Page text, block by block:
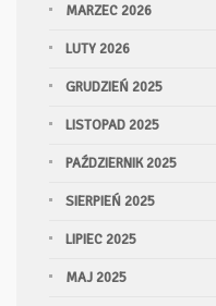
MARZEC 2026
LUTY 2026
GRUDZIEŃ 2025
LISTOPAD 2025
PAŹDZIERNIK 2025
SIERPIEŃ 2025
LIPIEC 2025
MAJ 2025